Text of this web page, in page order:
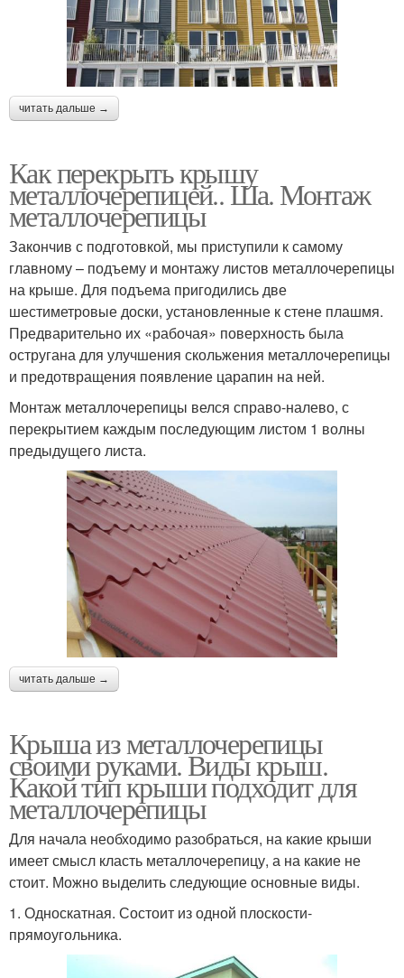
читать дальше →
Как перекрыть крышу
металлочерепицей.. Ша. Монтаж
металлочерепицы
Закончив с подготовкой, мы приступили к самому
главному – подъему и монтажу листов металлочерепицы
на крыше. Для подъема пригодились две
шестиметровые доски, установленные к стене плашмя.
Предварительно их «рабочая» поверхность была
остругана для улучшения скольжения металлочерепицы
и предотвращения появление царапин на ней.
Монтаж металлочерепицы велся справо-налево, с
перекрытием каждым последующим листом 1 волны
предыдущего листа.
читать дальше →
Крыша из металлочерепицы
своими руками. Виды крыш.
Какой тип крыши подходит для
металлочерепицы
Для начала необходимо разобраться, на какие крыши
имеет смысл класть металлочерепицу, а на какие не
стоит. Можно выделить следующие основные виды.
1. Односкатная. Состоит из одной плоскости-
прямоугольника.